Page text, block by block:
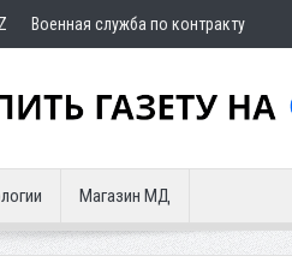
Военная служба по контракту
Магазин МД